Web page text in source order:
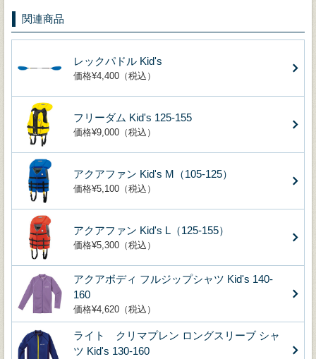
関連商品
レックパドル Kid's
価格¥4,400（税込）
フリーダム Kid's 125-155
価格¥9,000（税込）
アクアファン Kid's M（105-125）
価格¥5,100（税込）
アクアファン Kid's L（125-155）
価格¥5,300（税込）
アクアボディ フルジップシャツ Kid's 140-
160
価格¥4,620（税込）
ライト クリマプレン ロングスリーブ シャ
ツ Kid's 130-160